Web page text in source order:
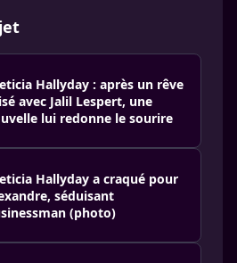
Hallyday : après un rêve
avec Jalil Lespert, une
lui redonne le sourire
Hallyday a craqué pour
séduisant
(photo)